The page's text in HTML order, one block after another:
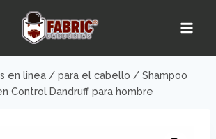
en linea / para el cabello / Shampoo
Control Dandruff para hombre